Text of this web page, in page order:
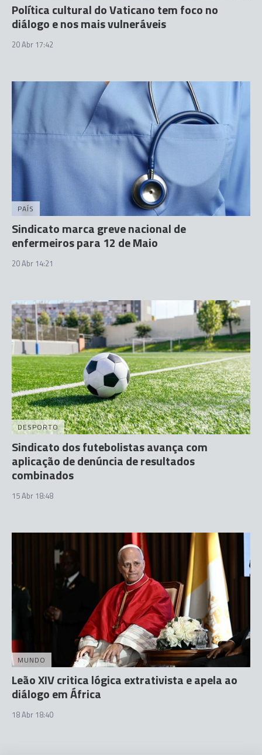
Política cultural do Vaticano tem foco no
diálogo e nos mais vulneráveis
20 Abr 17:42
PAÍS
Sindicato marca greve nacional de
enfermeiros para 12 de Maio
20 Abr 14:21
DESPORTO
Sindicato dos futebolistas avança com
aplicação de denúncia de resultados
combinados
15 Abr 18:48
MUNDO
Leão XIV critica lógica extrativista e apela ao
diálogo em África
18 Abr 18:40